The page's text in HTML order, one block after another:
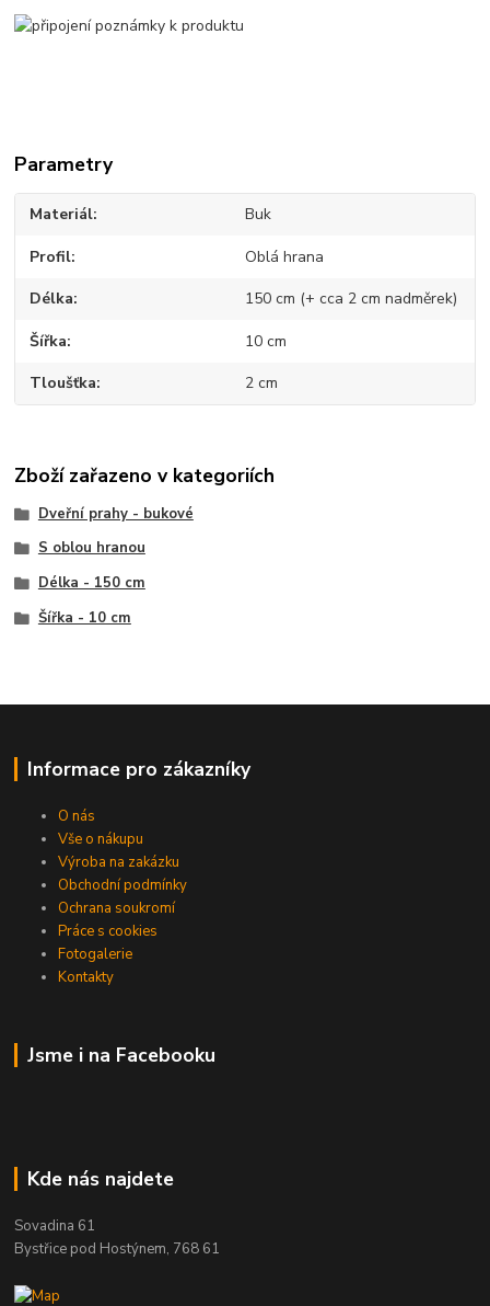
Parametry
Materiál Buk
Profil Oblá hrana
Délka 150 cm (+ cca 2 cm nadměrek)
Šířka 10 cm
Tloušťka 2 cm
Zboží zařazeno v kategoriích
Dveřní prahy - bukové
S oblou hranou
Délka - 150 cm
Šířka - 10 cm
Informace pro zákazníky
O nás
Vše o nákupu
Výroba na zakázku
Obchodní podmínky
Ochrana soukromí
Práce s cookies
Fotogalerie
Kontakty
Jsme i na Facebooku
Kde nás najdete
Sovadina 61
Bystřice pod Hostýnem, 768 61